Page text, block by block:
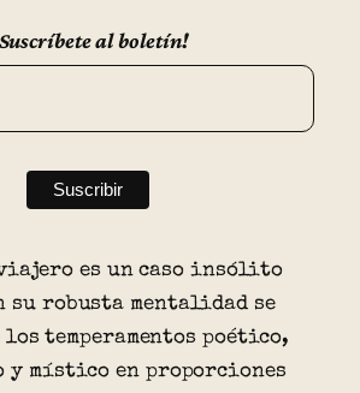
al boletín!
es un caso insólito
su robusta mentalidad se
temperamentos poético,
místico en proporciones